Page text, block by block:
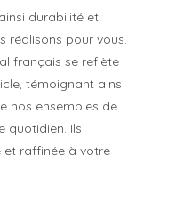
durabilité et
réalisons pour vous.
français se reflète
témoignant ainsi
nos ensembles de
quotidien. Ils
et raffinée à votre